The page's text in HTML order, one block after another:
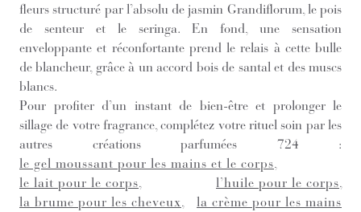
fleurs structuré par l’absolu de jasmin Grandiflorum, le pois
de senteur et le seringa. En fond, une sensation
enveloppante et réconfortante prend le relais à cette bulle
de blancheur, grâce à un accord bois de santal et des muscs
blancs.
Pour profiter d’un instant de bien-être et prolonger le
sillage de votre fragrance, complétez votre rituel soin par les
autres créations parfumées 724 :
le gel moussant pour les mains et le corps
le lait pour le corps
l’huile pour le corps
la brume pour les cheveux
la crème pour les mains